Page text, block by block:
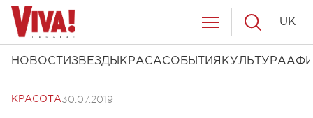
НОВОСТИ ЗВЕЗДЫ КРАСАСОБЫТИЯ КУЛЬТУРА
UK
КРАСОТА30.07.2019